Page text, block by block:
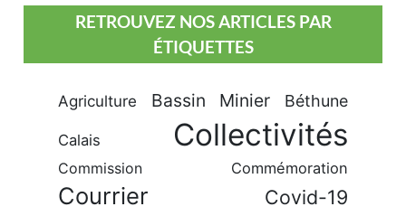
RETROUVEZ NOS ARTICLES PAR
ÉTIQUETTES
Agriculture Bassin Minier Béthune
Calais Collectivités
Commission Commémoration
Courrier Covid-19